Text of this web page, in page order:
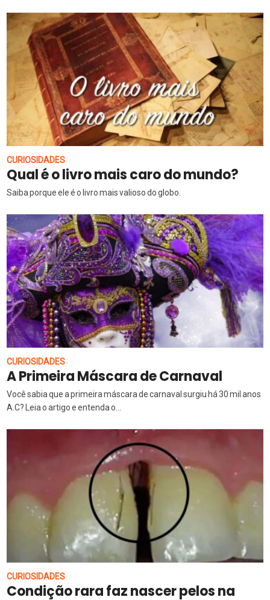
CURIOSIDADES
Qual é o livro mais caro do mundo?
Saiba porque ele é o livro mais valioso do globo.
CURIOSIDADES
A Primeira Máscara de Carnaval
Você sabia que a primeira máscara de carnaval surgiu há 30 mil anos
A.C? Leia o artigo e entenda o...
CURIOSIDADES
Condição rara faz nascer pelos na